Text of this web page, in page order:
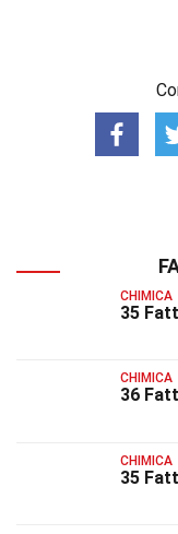
CHIMICA
35
CHIMICA
36
CHIMICA
35